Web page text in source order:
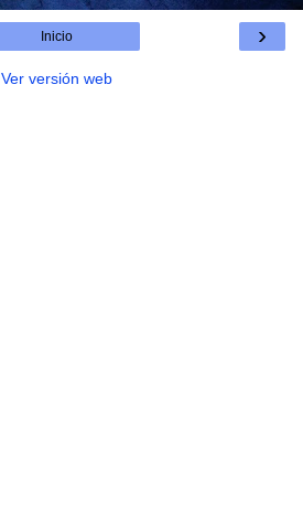
›
Inicio
Ver versión web